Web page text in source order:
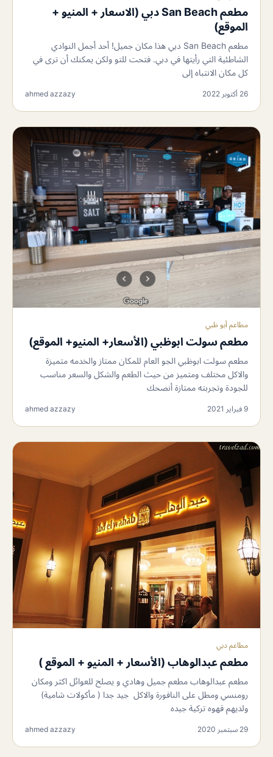
مطعم San Beach دبي (الاسعار + المنيو +
الموقع)
مطعم San Beach دبي هذا مكان جميل! أحد أجمل النوادي
الشاطئية التي رأيتها في دبي. فتحت للتو ولكن يمكنك أن ترى في
كل مكان الانتباه إلى
26 أكتوبر 2022 ahmed azzazy
مطاعم أبو ظبي
مطعم سولت ابوظبي (الأسعار+ المنيو+ الموقع)
مطعم سولت ابوظبي الجو العام للمكان ممتاز والخدمه متميزة
والاكل مختلف ومتميز من حيث الطعم والشكل والسعر مناسب
للجودة وتجربته ممتازة أنصحك
9 فبراير 2021 ahmed azzazy
مطاعم دبي
مطعم عبدالوهاب (الأسعار + المنيو + الموقع )
مطعم عبدالوهاب مطعم جميل وهادي و يصلح للعوائل اكثر ومكان
رومنسي ومطل على النافورة والاكل جيد جدا ( مأكولات شامية)
ولديهم قهوه تركية جيده
29 سبتمبر 2020 ahmed azzazy